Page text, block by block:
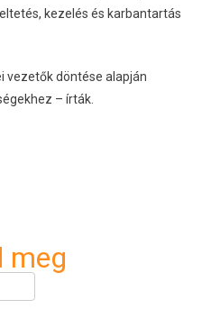
kezelés és karbantartás
vezetők döntése alapján
– írták.
meg